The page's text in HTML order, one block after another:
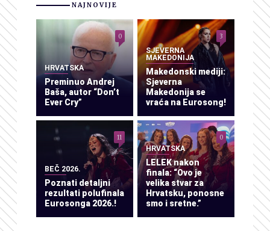
NAJNOVIJE
HRVATSKA
Preminuo Andrej
Baša, autor “Don’t
Ever Cry”
0
SJEVERNA
MAKEDONIJA
Makedonski mediji:
Sjeverna
Makedonija se
vraća na Eurosong!
3
BEČ 2026.
Poznati detaljni
rezultati polufinala
Eurosonga 2026.!
11
HRVATSKA
LELEK nakon
finala: “Ovo je
velika stvar za
Hrvatsku, ponosne
smo i sretne.”
0